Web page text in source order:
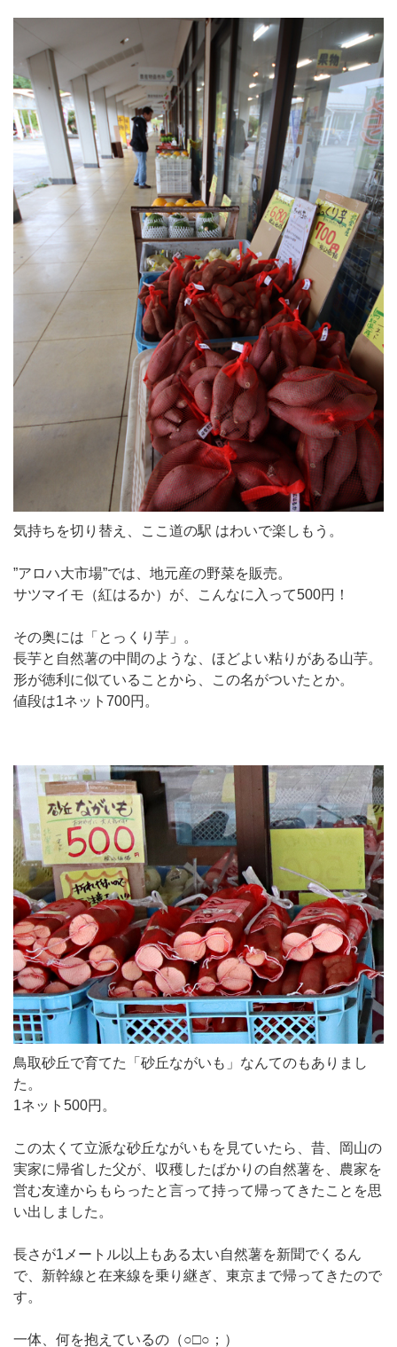
気持ちを切り替え、ここ道の駅 はわいで楽しもう。
”アロハ大市場”では、地元産の野菜を販売。
サツマイモ（紅はるか）が、こんなに入って500円！
その奥には「とっくり芋」。
長芋と自然薯の中間のような、ほどよい粘りがある山芋。
形が徳利に似ていることから、この名がついたとか。
値段は1ネット700円。
鳥取砂丘で育てた「砂丘ながいも」なんてのもありまし
た。
1ネット500円。
この太くて立派な砂丘ながいもを見ていたら、昔、岡山の
実家に帰省した父が、収穫したばかりの自然薯を、農家を
営む友達からもらったと言って持って帰ってきたことを思
い出しました。
長さが1メートル以上もある太い自然薯を新聞でくるん
で、新幹線と在来線を乗り継ぎ、東京まで帰ってきたので
す。
一体、何を抱えているの（○□○；）